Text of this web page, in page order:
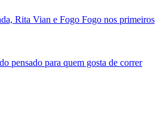
Rita Vian e Fogo Fogo nos primeiros
pensado para quem gosta de correr